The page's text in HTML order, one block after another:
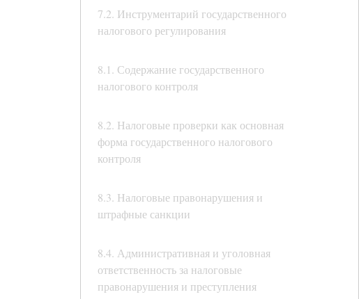
7.2. Инструментарий государственного
налогового регулирования
8.1. Содержание государственного
налогового контроля
8.2. Налоговые проверки как основная
форма государственного налогового
контроля
8.3. Налоговые правонарушения и
штрафные санкции
8.4. Административная и уголовная
ответственность за налоговые
правонарушения и преступления